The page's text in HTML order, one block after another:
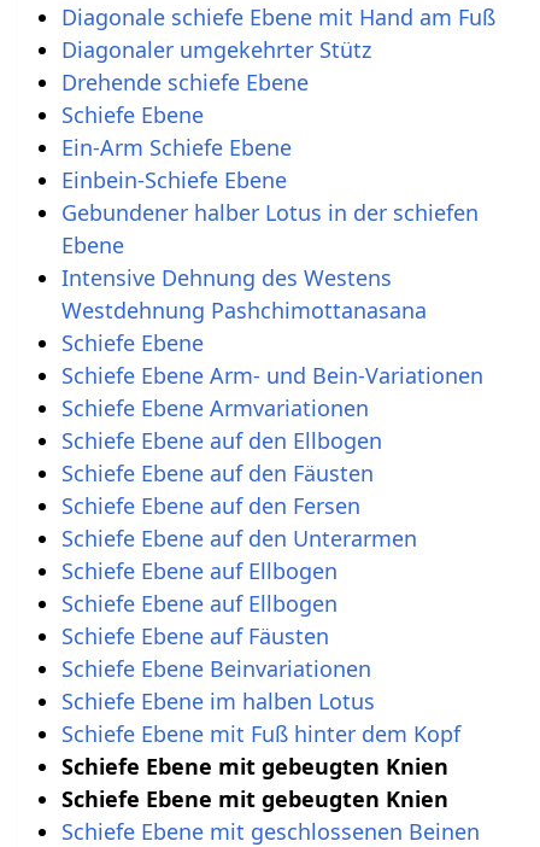
Diagonale schiefe Ebene mit Hand am Fuß
Diagonaler umgekehrter Stütz
Drehende schiefe Ebene
Schiefe Ebene
Ein-Arm Schiefe Ebene
Einbein-Schiefe Ebene
Gebundener halber Lotus in der schiefen
Ebene
Intensive Dehnung des Westens
Westdehnung Pashchimottanasana
Schiefe Ebene
Schiefe Ebene Arm- und Bein-Variationen
Schiefe Ebene Armvariationen
Schiefe Ebene auf den Ellbogen
Schiefe Ebene auf den Fäusten
Schiefe Ebene auf den Fersen
Schiefe Ebene auf den Unterarmen
Schiefe Ebene auf Ellbogen
Schiefe Ebene auf Ellbogen
Schiefe Ebene auf Fäusten
Schiefe Ebene Beinvariationen
Schiefe Ebene im halben Lotus
Schiefe Ebene mit Fuß hinter dem Kopf
Schiefe Ebene mit gebeugten Knien
Schiefe Ebene mit gebeugten Knien
Schiefe Ebene mit geschlossenen Beinen